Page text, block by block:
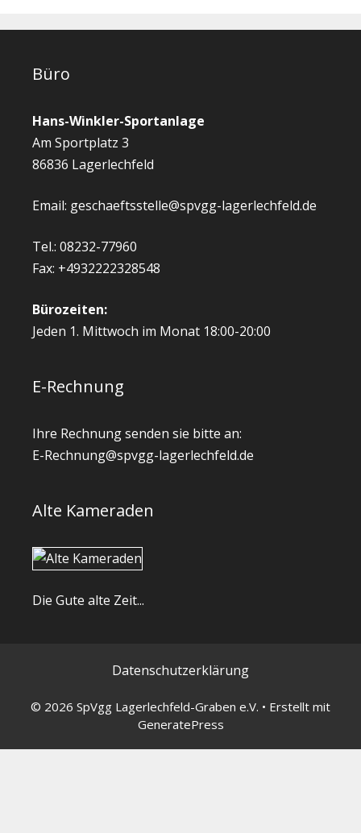
Büro
Hans-Winkler-Sportanlage
Am Sportplatz 3
86836 Lagerlechfeld
Email: geschaeftsstelle@spvgg-lagerlechfeld.de
Tel.: 08232-77960
Fax: +4932222328548
Bürozeiten:
Jeden 1. Mittwoch im Monat 18:00-20:00
E-Rechnung
Ihre Rechnung senden sie bitte an:
E-Rechnung@spvgg-lagerlechfeld.de
Alte Kameraden
Die Gute alte Zeit...
Datenschutzerklärung
© 2026 SpVgg Lagerlechfeld-Graben e.V. • Erstellt mit
GeneratePress